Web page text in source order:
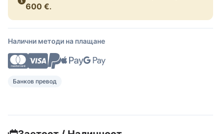
600 €.
Налични методи на плащане
Банков превод